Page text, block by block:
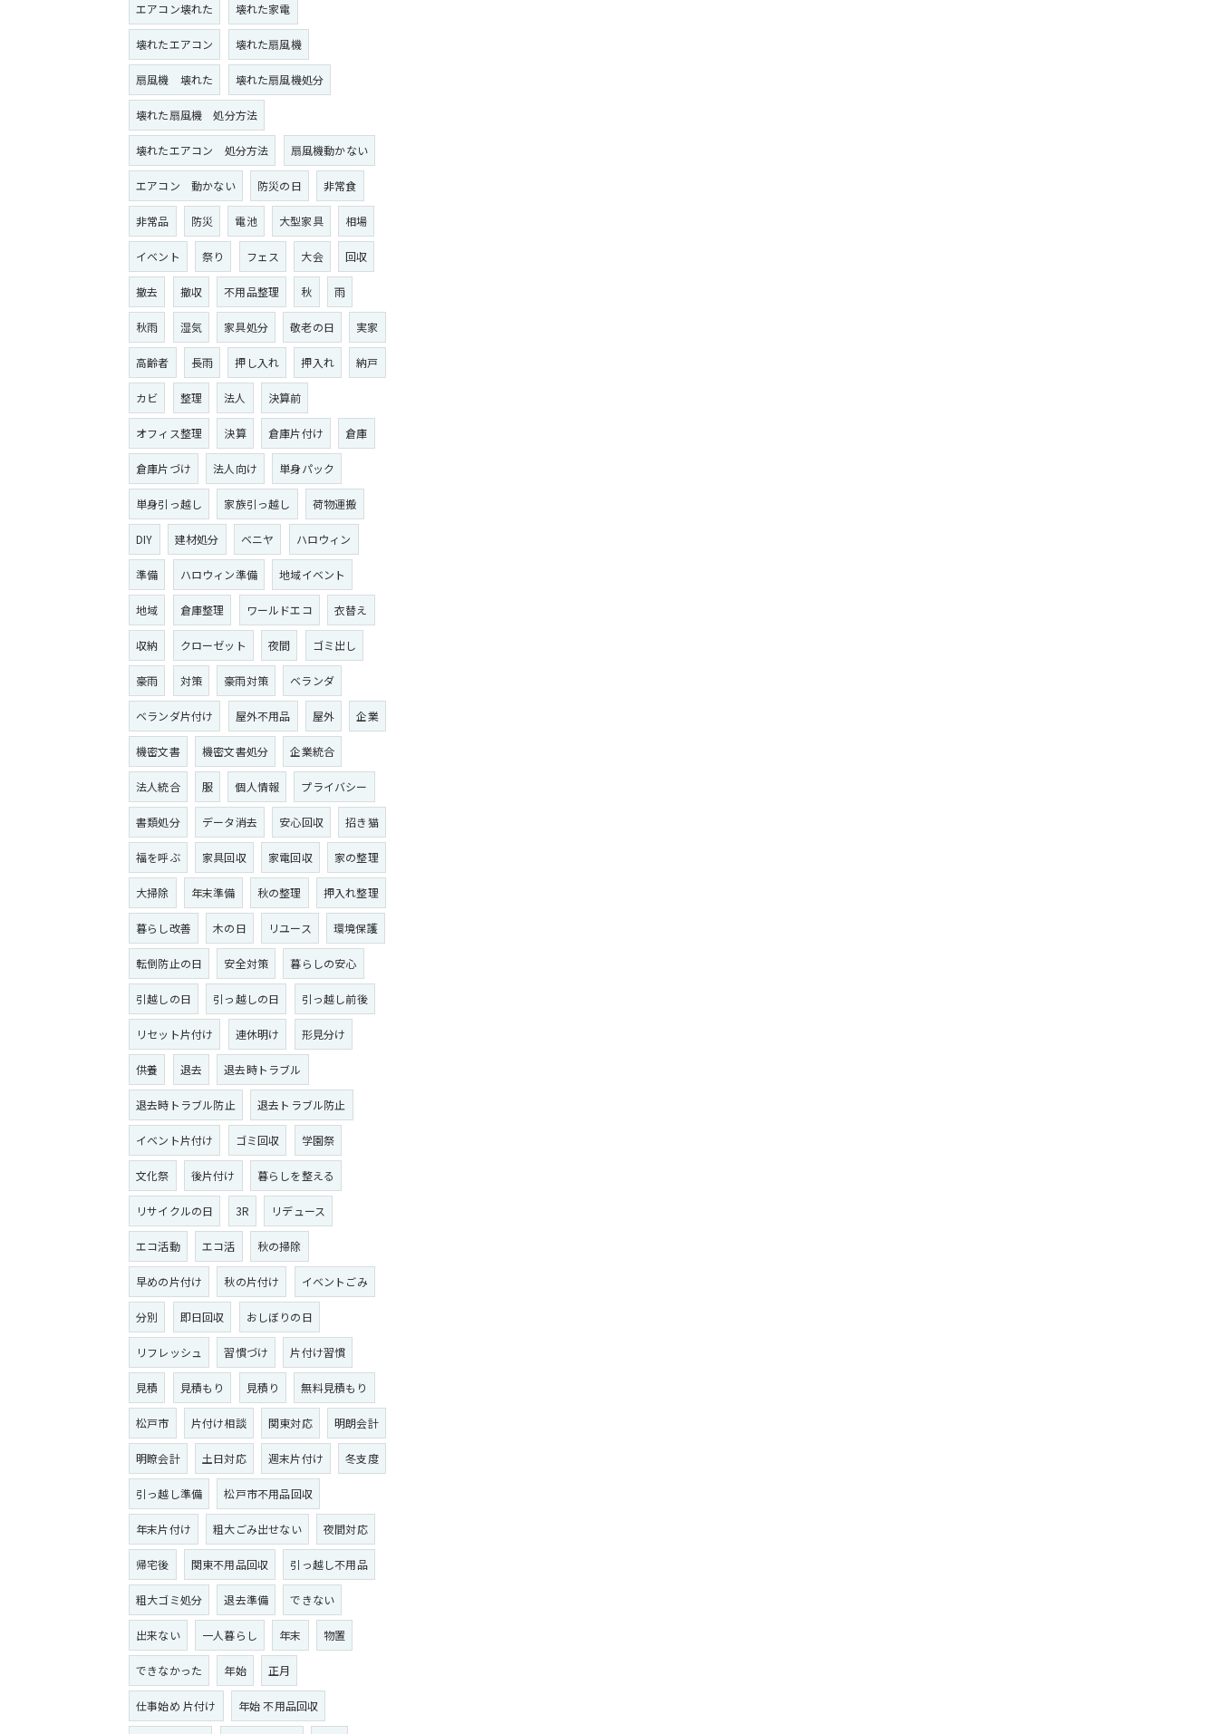
エアコン壊れた 壊れた家電
壊れたエアコン 壊れた扇風機
扇風機 壊れた 壊れた扇風機処分
壊れた扇風機 処分方法
壊れたエアコン 処分方法 扇風機動かない
エアコン 動かない 防災の日 非常食
非常品 防災 電池 大型家具 相場
イベント 祭り フェス 大会 回収
撤去 撤収 不用品整理 秋 雨
秋雨 湿気 家具処分 敬老の日 実家
高齢者 長雨 押し入れ 押入れ 納戸
カビ 整理 法人 決算前
オフィス整理 決算 倉庫片付け 倉庫
倉庫片づけ 法人向け 単身パック
単身引っ越し 家族引っ越し 荷物運搬
DIY 建材処分 ベニヤ ハロウィン
準備 ハロウィン準備 地域イベント
地域 倉庫整理 ワールドエコ 衣替え
収納 クローゼット 夜間 ゴミ出し
豪雨 対策 豪雨対策 ベランダ
ベランダ片付け 屋外不用品 屋外 企業
機密文書 機密文書処分 企業統合
法人統合 服 個人情報 プライバシー
書類処分 データ消去 安心回収 招き猫
福を呼ぶ 家具回収 家電回収 家の整理
大掃除 年末準備 秋の整理 押入れ整理
暮らし改善 木の日 リユース 環境保護
転倒防止の日 安全対策 暮らしの安心
引越しの日 引っ越しの日 引っ越し前後
リセット片付け 連休明け 形見分け
供養 退去 退去時トラブル
退去時トラブル防止 退去トラブル防止
イベント片付け ゴミ回収 学園祭
文化祭 後片付け 暮らしを整える
リサイクルの日 3R リデュース
エコ活動 エコ活 秋の掃除
早めの片付け 秋の片付け イベントごみ
分別 即日回収 おしぼりの日
リフレッシュ 習慣づけ 片付け習慣
見積 見積もり 見積り 無料見積もり
松戸市 片付け相談 関東対応 明朗会計
明瞭会計 土日対応 週末片付け 冬支度
引っ越し準備 松戸市不用品回収
年末片付け 粗大ごみ出せない 夜間対応
帰宅後 関東不用品回収 引っ越し不用品
粗大ゴミ処分 退去準備 できない
出来ない 一人暮らし 年末 物置
できなかった 年始 正月
仕事始め 片付け 年始 不用品回収